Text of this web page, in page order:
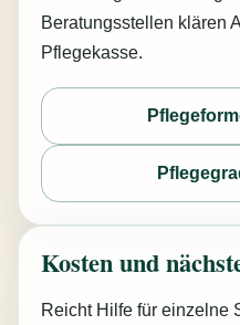
Beratungsstellen klären
Pflegekasse.
Kosten und
Reicht Hilfe für einzelne